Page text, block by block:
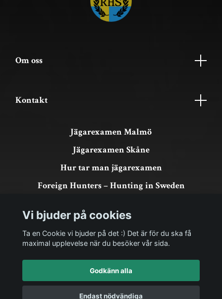
Om oss
Kontakt
Jägarexamen Malmö
Jägarexamen Skåne
Hur tar man jägarexamen
Foreign Hunters – Hunting in Sweden
Om köp och returer
Vi bjuder på cookies
Ta en Cookie vi bjuder på det :) Det är för du ska få
maximal upplevelse när du besöker vår sida.
Godkänn alla
Endast nödvändiga